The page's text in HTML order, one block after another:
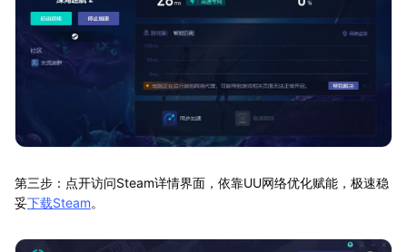
第三步：点开访问Steam详情界面，依靠UU网络优化赋能，极速稳
妥下载Steam。